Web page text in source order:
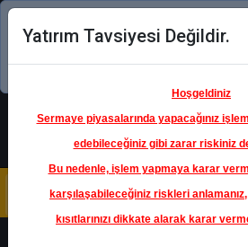
Şimdi uygulamayı
Yatırım Tavsiyesi Değildir.
Hoşgeldiniz
Sermaye piyasalarında yapacağınız
edebileceğiniz gibi zarar riskiniz
Bu nedenle, işlem yapmaya karar
karşılaşabileceğiniz riskleri
kısıtlarınızı dikkate alarak karar